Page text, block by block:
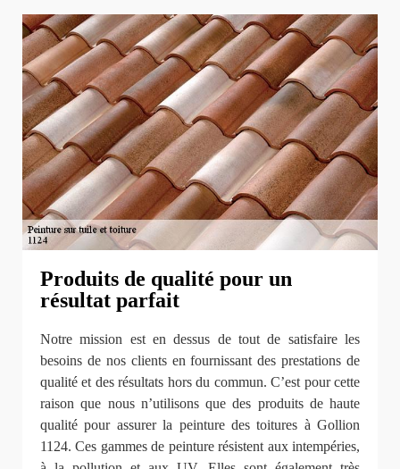
Produits de qualité pour un
résultat parfait
Notre mission est en dessus de tout de satisfaire les
besoins de nos clients en fournissant des prestations de
qualité et des résultats hors du commun. C’est pour cette
raison que nous n’utilisons que des produits de haute
qualité pour assurer la peinture des toitures à Gollion
1124. Ces gammes de peinture résistent aux intempéries,